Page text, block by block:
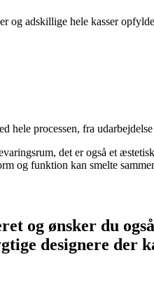
og adskillige hele kasser
hele processen, fra
det er også et
og funktion kan smelte
og ønsker du
designere der